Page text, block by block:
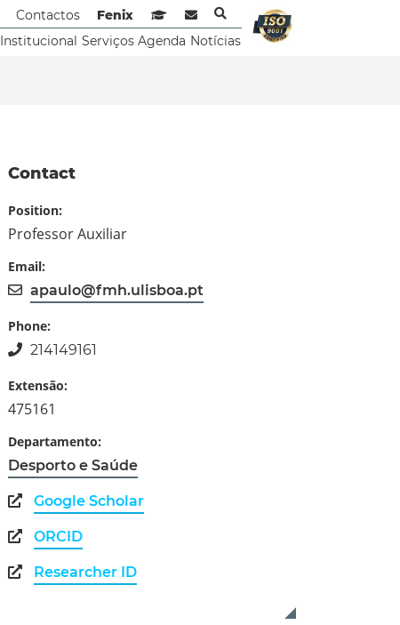
Contactos Fenix
Sistema de Gestão de Aprendizagem
Webmail
Institucional Serviços Agenda Notícias
Contact
Position:
Professor Auxiliar
Email:
apaulo@fmh.ulisboa.pt
Phone:
214149161
Extensão:
475161
Departamento:
Desporto e Saúde
Google Scholar
ORCID
Researcher ID